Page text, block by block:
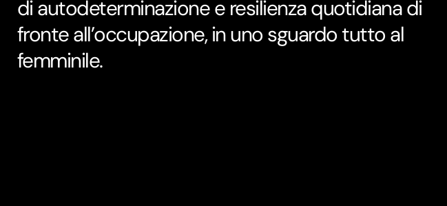
di autodeterminazione e resilienza quotidiana di
fronte all’occupazione, in uno sguardo tutto al
femminile.